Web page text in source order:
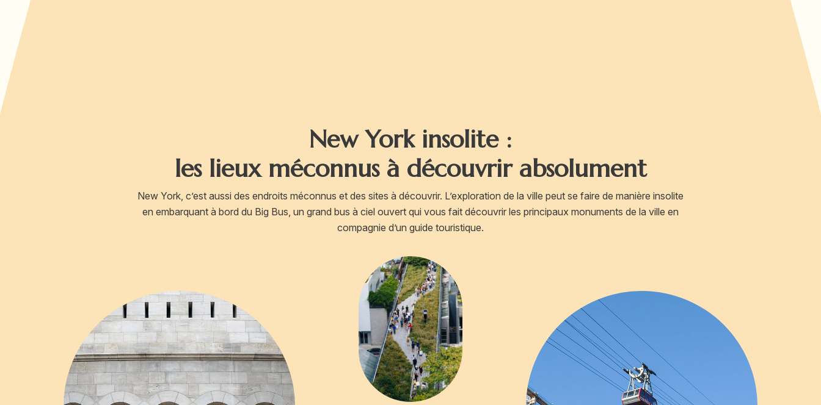
New York insolite :
les lieux méconnus à découvrir absolument
New York, c’est aussi des endroits méconnus et des sites à découvrir. L’exploration de la ville peut se faire de manière insolite
en embarquant à bord du Big Bus, un grand bus à ciel ouvert qui vous fait découvrir les principaux monuments de la ville en
compagnie d’un guide touristique.